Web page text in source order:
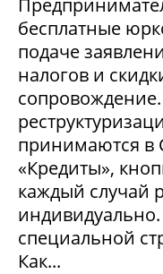
бесплатные
подаче
налогов и
принимаются в
«Кредиты»,
каждый случай
специальной
Как...